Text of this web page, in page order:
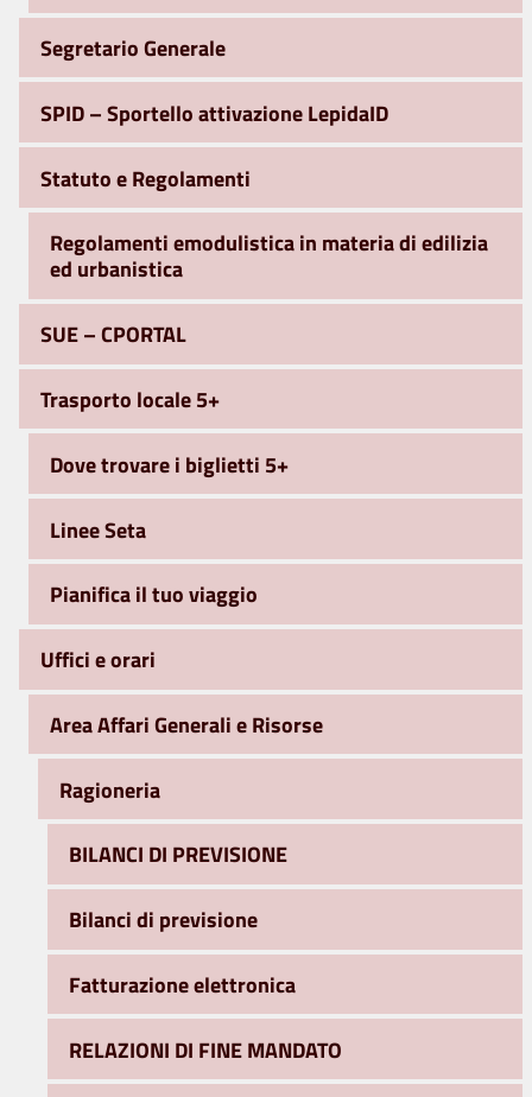
Segretario Generale
SPID – Sportello attivazione LepidaID
Statuto e Regolamenti
Regolamenti emodulistica in materia di edilizia
ed urbanistica
SUE – CPORTAL
Trasporto locale 5+
Dove trovare i biglietti 5+
Linee Seta
Pianifica il tuo viaggio
Uffici e orari
Area Affari Generali e Risorse
Ragioneria
BILANCI DI PREVISIONE
Bilanci di previsione
Fatturazione elettronica
RELAZIONI DI FINE MANDATO